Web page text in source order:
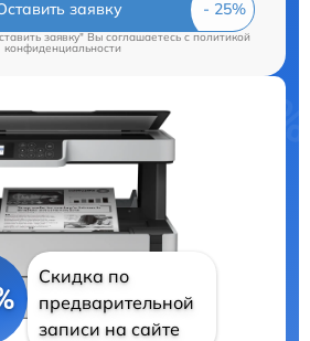
заявку
заявку" Вы соглашаетесь cполитикой
конфиденциальности
Скидка по
предварительной
записи на сайте